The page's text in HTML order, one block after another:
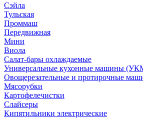
Сэйла
Тульская
Проммаш
Передвижная
Мини
Виола
Салат-бары охлаждаемые
Универсальные кухонные машины
Овощерезательные и протирочные
Мясорубки
Картофелечистки
Слайсеры
Кипятильники электрические